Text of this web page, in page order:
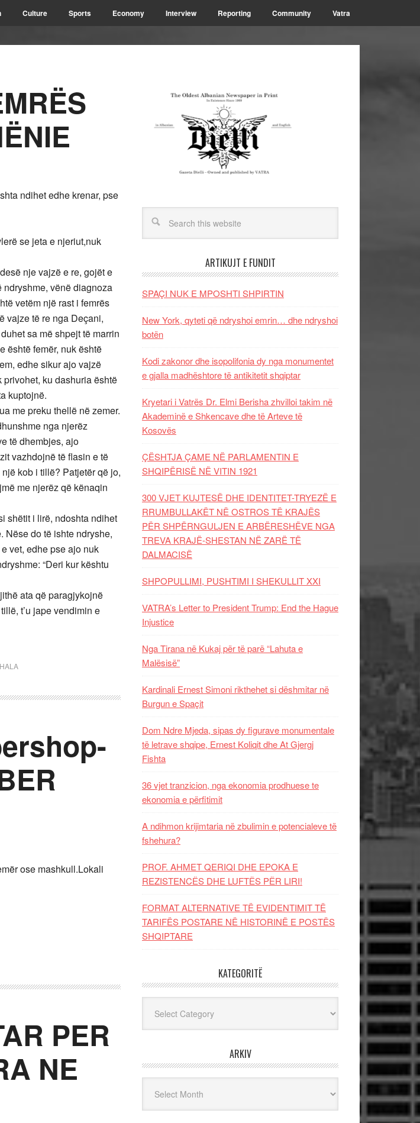
Culture Sports Economy Interview Reporting Community Vatra
ndihet edhe krenar, pse
se jeta e njeriut,nuk
nje vajzë e re, gojët e
vënë diagnoza
vetëm një rast i femrës
vajze të re nga Deçani,
sa më shpejt të marrin
është femër, nuk është
edhe sikur ajo vajzë
ku dashuria është
kuptojnë.
me preku thellë në zemer.
nga njerëz
të dhembjes, ajo
vazhdojnë të flasin e të
kob i tillë? Patjetër që jo,
me njerëz që kënaqin
shëtit i lirë, ndoshta ndihet
Nëse do të ishte ndryshe,
vet, edhe pse ajo nuk
“Deri kur kështu
ata që paragjykojnë
t’u jape vendimin e
ose mashkull.Lokali
PER
NE
ARTIKUJT E FUNDIT
SPAÇI NUK E MPOSHTI SHPIRTIN
New York, qyteti që ndryshoi emrin… dhe ndryshoi
botën
Kodi zakonor dhe isopolifonia dy nga monumentet
e gjalla madhështore të antikitetit shqiptar
Kryetari i Vatrës Dr. Elmi Berisha zhvilloi takim në
Akademinë e Shkencave dhe të Arteve të
Kosovës
ÇËSHTJA ÇAME NË PARLAMENTIN E
SHQIPËRISË NË VITIN 1921
300 VJET KUJTESË DHE IDENTITET-TRYEZË E
RRUMBULLAKËT NË OSTROS TË KRAJËS
PËR SHPËRNGULJEN E ARBËRESHËVE NGA
TREVA KRAJË-SHESTAN NË ZARË TË
DALMACISË
SHPOPULLIMI, PUSHTIMI I SHEKULLIT XXI
VATRA’s Letter to President Trump: End the Hague
Injustice
Nga Tirana në Kukaj për të parë “Lahuta e
Malësisë”
Kardinali Ernest Simoni rikthehet si dëshmitar në
Burgun e Spaçit
Dom Ndre Mjeda, sipas dy figurave monumentale
të letrave shqipe, Ernest Koliqit dhe At Gjergj
Fishta
36 vjet tranzicion, nga ekonomia prodhuese te
ekonomia e përfitimit
A ndihmon krijimtaria në zbulimin e potencialeve të
fshehura?
PROF. AHMET QERIQI DHE EPOKA E
REZISTENCЁS DHE LUFTЁS PЁR LIRI!
FORMAT ALTERNATIVE TË EVIDENTIMIT TË
TARIFËS POSTARE NË HISTORINË E POSTËS
SHQIPTARE
KATEGORITË
ARKIV